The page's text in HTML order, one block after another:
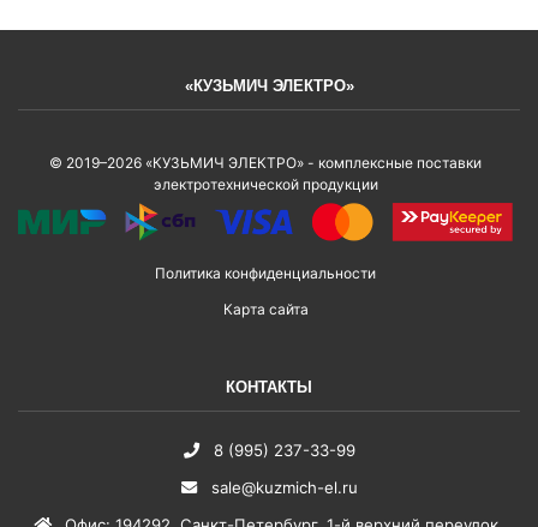
«КУЗЬМИЧ ЭЛЕКТРО»
© 2019–2026 «КУЗЬМИЧ ЭЛЕКТРО» - комплексные поставки
электротехнической продукции
Политика конфиденциальности
Карта сайта
КОНТАКТЫ
8 (995) 237-33-99
sale@kuzmich-el.ru